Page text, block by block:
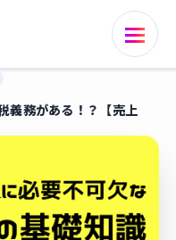
義務がある！？【売上